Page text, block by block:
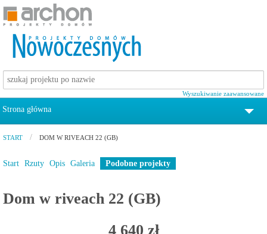
Wyszukiwanie zaawansowane
Strona główna
tel. 12 372 19 00
Projekty domów
START DOM W RIVEACH 22 (GB)
Start Rzuty Opis Galeria Podobne projekty
Dom w riveach 22 (GB)
4 640 zł